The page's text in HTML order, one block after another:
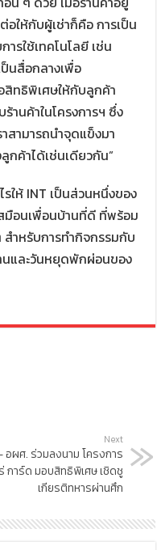
อให้กับผู้เช่าก็คือ การเป็น
ารใช้เทคโนโลยี เช่น
นสื่อกลางเพื่อ
สิทธิพิเศษให้กับลูกค้า
านค้าในโครงการฯ ซึ่ง
าสามารถนำจุดแข็งมา
กค้าได้เช่นเดียวกัน”
รให้ INT เป็นส่วนหนึ่งของ
มือนเพื่อนบ้านที่ดี ที่พร้อม
สำหรับการทำกิจกรรมกับ
นและวันหยุดพักผ่อนของ
Next
อผศ. ร่วมลงนาม โครงการ
การ์ด มอบสิทธิพิเศษ เชิดชู
เกียรติทหารผ่านศึก